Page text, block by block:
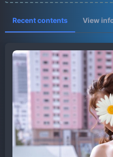
Recent contents View